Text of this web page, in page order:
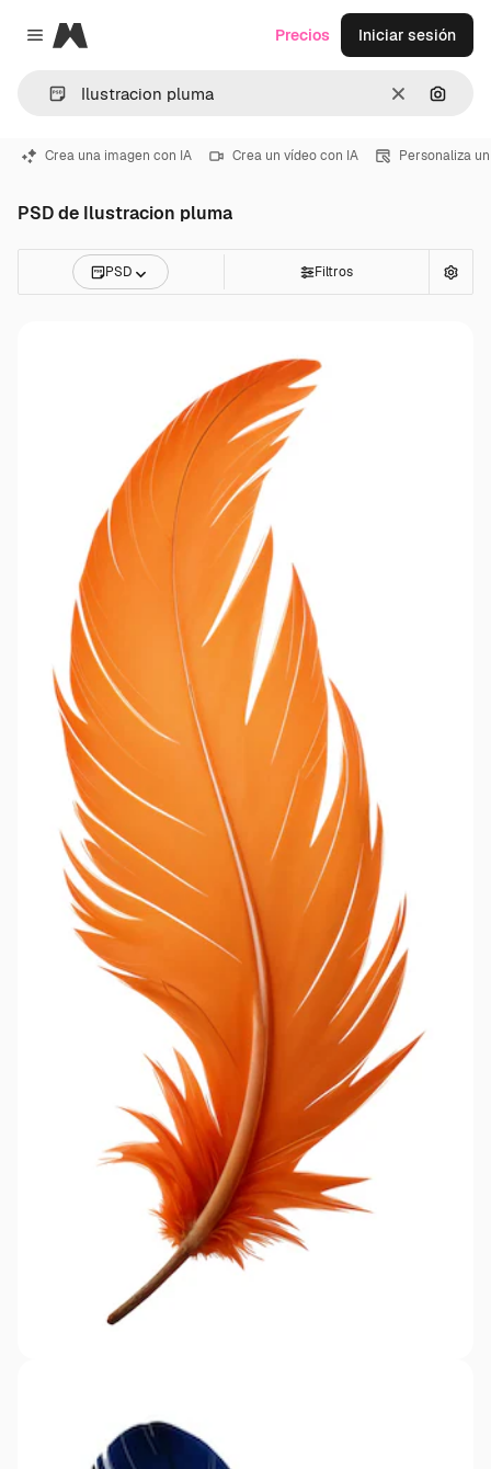
Close menu
Magnific
Borrar
Precios Iniciar sesión
Crea una imagen con IA Crea un vídeo con IA Personaliza
PSD de Ilustracion pluma
PSD Filtros